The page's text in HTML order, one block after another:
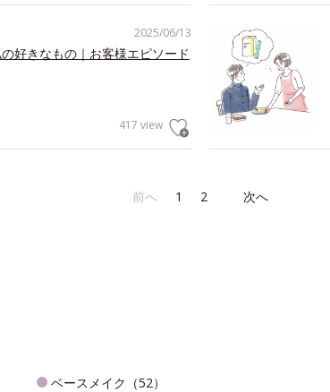
2025/06/13
好きなもの｜お客様エピソード
417 view
前へ 1 2 次へ
ベースメイク（52）